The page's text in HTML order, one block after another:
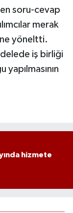
soru-cevap
merak
yöneltti.
iş birliği
yapılmasının
hizmete